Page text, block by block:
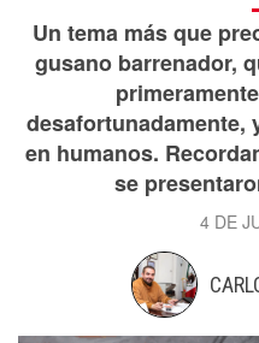
Un tema más que
gusano barrenador,
desafortunadamente,
en humanos.
se
4 DE